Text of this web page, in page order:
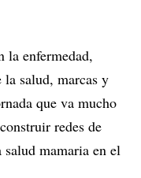
la enfermedad,
salud, marcas y
que va mucho
redes de
mamaria en el